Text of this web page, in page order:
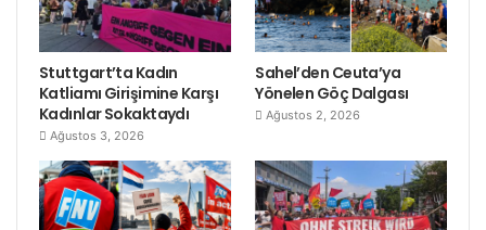
Stuttgart’ta Kadın
Katliamı Girişimine Karşı
Kadınlar Sokaktaydı
Ağustos 3, 2026
Sahel’den Ceuta’ya
Yönelen Göç Dalgası
Ağustos 2, 2026